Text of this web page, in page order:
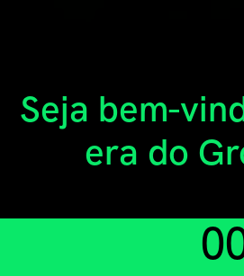
Seja bem-
era do